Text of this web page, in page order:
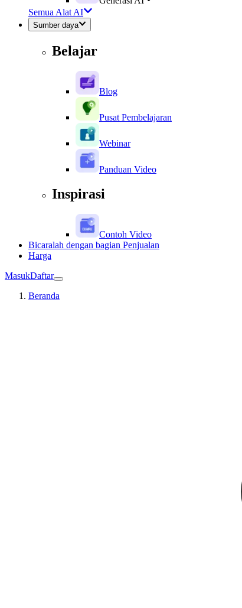
Semua Alat AI
Sumber daya
Belajar
Blog
Pusat Pembelajaran
Webinar
Panduan Video
Inspirasi
Contoh Video
Bicaralah dengan bagian Penjualan
Harga
MasukDaftar
Beranda